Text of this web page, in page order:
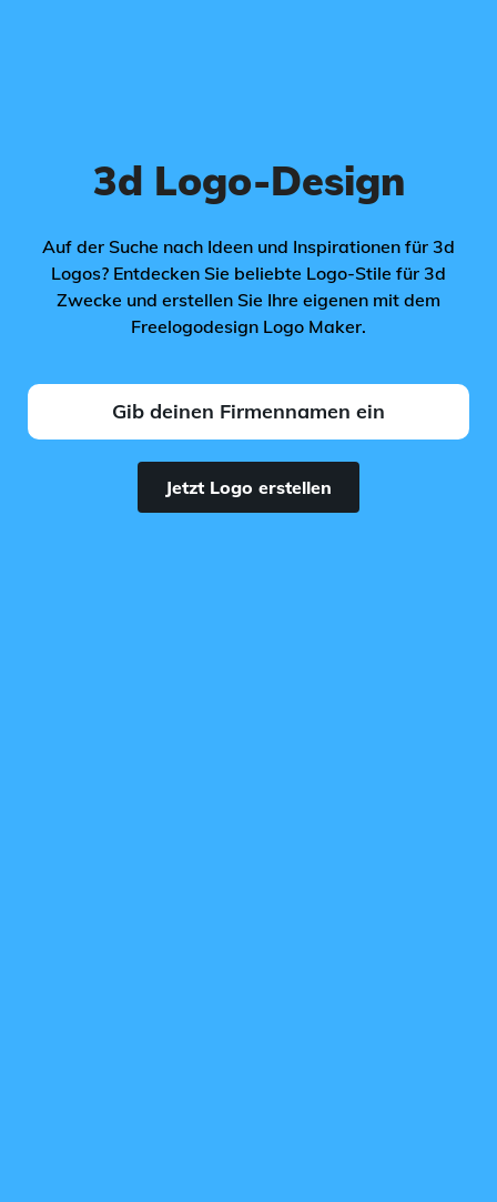
3d Logo-Design
Auf der Suche nach Ideen und Inspirationen für 3d
Logos? Entdecken Sie beliebte Logo-Stile für 3d
Zwecke und erstellen Sie Ihre eigenen mit dem
Freelogodesign Logo Maker.
Jetzt Logo erstellen